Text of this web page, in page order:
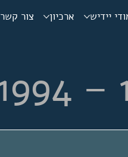
יידיש ארכיון צור קשר